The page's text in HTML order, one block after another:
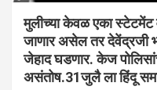
मुलीच्या केवळ एका स्टेटमेंट
जाणार असेल तर देवेंद्रजी
जेहाद घडणार. केज
असंतोष.31जुलै ला हिंदू